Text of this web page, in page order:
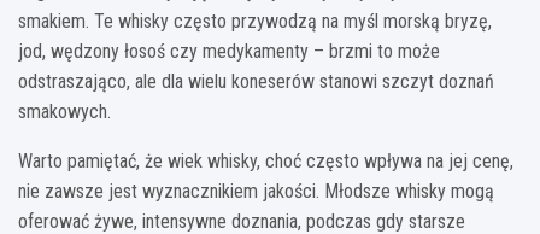
smakiem. Te whisky często przywodzą na myśl morską bryzę,
jod, wędzony łosoś czy medykamenty – brzmi to może
odstraszająco, ale dla wielu koneserów stanowi szczyt doznań
smakowych.
Warto pamiętać, że wiek whisky, choć często wpływa na jej cenę,
nie zawsze jest wyznacznikiem jakości. Młodsze whisky mogą
oferować żywe, intensywne doznania, podczas gdy starsze